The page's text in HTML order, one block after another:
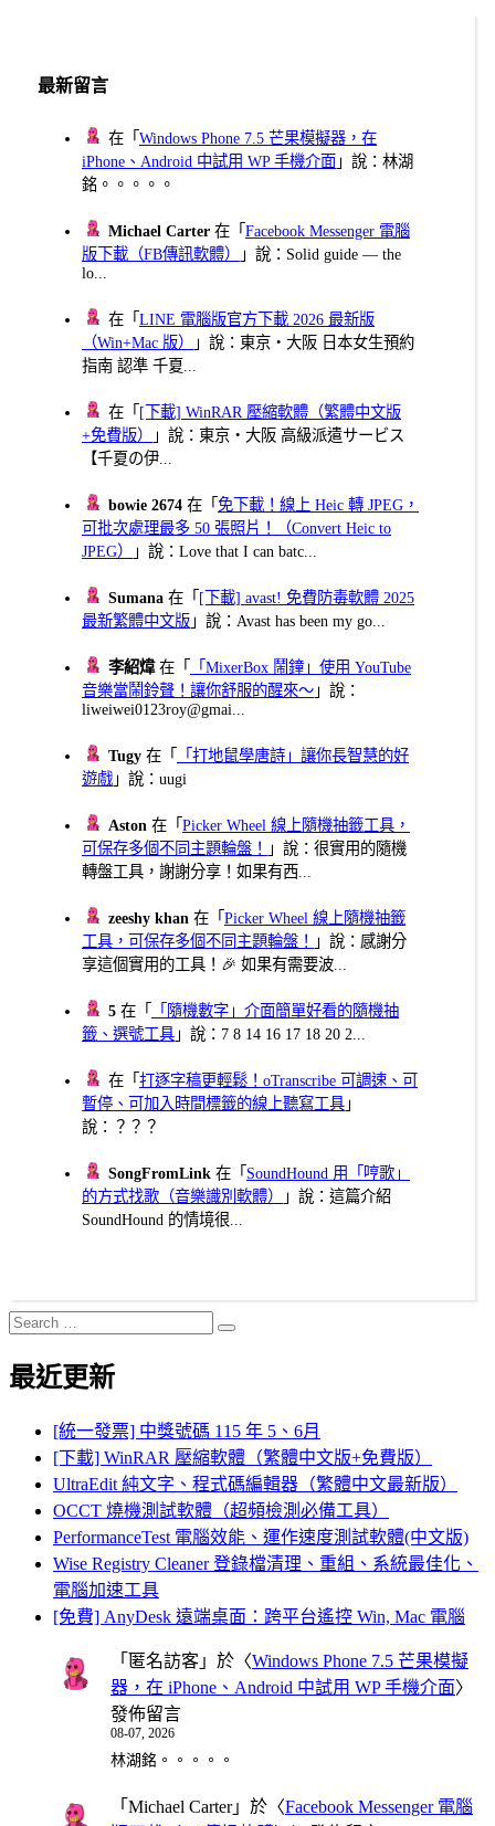
最新留言
在「Windows Phone 7.5 芒果模擬器，在
iPhone、Android 中試用 WP 手機介面 」說：林湖
銘。。。。。
Michael Carter 在「Facebook Messenger 電腦
版下載（FB傳訊軟體）
」說：Solid guide — the
lo...
在「LINE 電腦版官方下載 2026 最新版
（Win+Mac 版）
」說：東京・大阪 日本女生預約
指南 認準 千夏...
在「 [下載] WinRAR 壓縮軟體（繁體中文版
+免費版）
」說：東京・大阪 高級派遣サービス
【千夏の伊...
bowie 2674 在「免下載！線上 Heic 轉 JPEG，
可批次處理最多 50 張照片！（Convert Heic to
JPEG）
」說：Love that I can batc...
Sumana 在「 [下載] avast! 免費防毒軟體 2025
最新繁體中文版 」說：Avast has been my go...
李紹煒在「
「MixerBox 鬧鐘」使用 YouTube
音樂當鬧鈴聲！讓你舒服的醒來～ 」說：
liweiwei0123roy@gmai...
Tugy 在「
「打地鼠學唐詩」讓你長智慧的好
遊戲 」說：uugi
Aston 在「Picker Wheel 線上隨機抽籤工具，
可保存多個不同主題輪盤！
」說：很實用的隨機
轉盤工具，謝謝分享！如果有西...
zeeshy khan 在「Picker Wheel 線上隨機抽籤
工具，可保存多個不同主題輪盤！
」說：感謝分
享這個實用的工具！🎉 如果有需要波...
5 在「
「隨機數字」介面簡單好看的隨機抽
籤、選號工具 」說：7 8 14 16 17 18 20 2...
在「打逐字稿更輕鬆！oTranscribe 可調速、可
暫停、可加入時間標籤的線上聽寫工具 」
說：？？？
SongFromLink 在「 SoundHound 用「哼歌」
的方式找歌（音樂識別軟體）
」說：這篇介紹
SoundHound 的情境很...
Search
for:
Search
最近更新
[統一發票] 中獎號碼 115 年 5、6月
[下載] WinRAR 壓縮軟體（繁體中文版+免費版）
UltraEdit 純文字、程式碼編輯器（繁體中文最新版）
OCCT 燒機測試軟體（超頻檢測必備工具）
PerformanceTest 電腦效能、運作速度測試軟體(中文版)
Wise Registry Cleaner 登錄檔清理、重組、系統最佳化、
電腦加速工具
[免費] AnyDesk 遠端桌面：跨平台遙控 Win, Mac 電腦
「 匿名訪客 」於〈Windows Phone 7.5 芒果模擬
器，在 iPhone、Android 中試用 WP 手機介面〉
發佈留言
08-07, 2026
林湖銘。。。。。
「 Michael Carter」於〈Facebook Messenger 電腦